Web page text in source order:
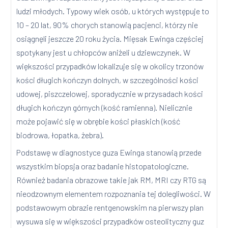
ludzi młodych. Typowy wiek osób, u których występuje to
10 – 20 lat, 90% chorych stanowią pacjenci, którzy nie
osiągnęli jeszcze 20 roku życia. Mięsak Ewinga częściej
spotykany jest u chłopców aniżeli u dziewczynek. W
większości przypadków lokalizuje się w okolicy trzonów
kości długich kończyn dolnych, w szczególności kości
udowej, piszczelowej, sporadycznie w przysadach kości
długich kończyn górnych (kość ramienna). Nielicznie
może pojawić się w obrębie kości płaskich (kość
biodrowa, łopatka, żebra).
Podstawę w diagnostyce guza Ewinga stanowią przede
wszystkim biopsja oraz badanie histopatologiczne.
Również badania obrazowe takie jak RM, MRI czy RTG są
nieodzownym elementem rozpoznania tej dolegliwości. W
podstawowym obrazie rentgenowskim na pierwszy plan
wysuwa się w większości przypadków osteolityczny guz